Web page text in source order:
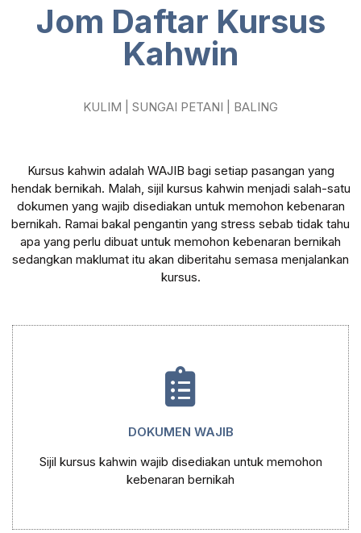
Jom Daftar Kursus
Kahwin
KULIM | SUNGAI PETANI | BALING
Kursus kahwin adalah WAJIB bagi setiap pasangan yang
hendak bernikah. Malah, sijil kursus kahwin menjadi salah-satu
dokumen yang wajib disediakan untuk memohon kebenaran
bernikah. Ramai bakal pengantin yang stress sebab tidak tahu
apa yang perlu dibuat untuk memohon kebenaran bernikah
sedangkan maklumat itu akan diberitahu semasa menjalankan
kursus.
DOKUMEN WAJIB
Sijil kursus kahwin wajib disediakan untuk memohon
kebenaran bernikah